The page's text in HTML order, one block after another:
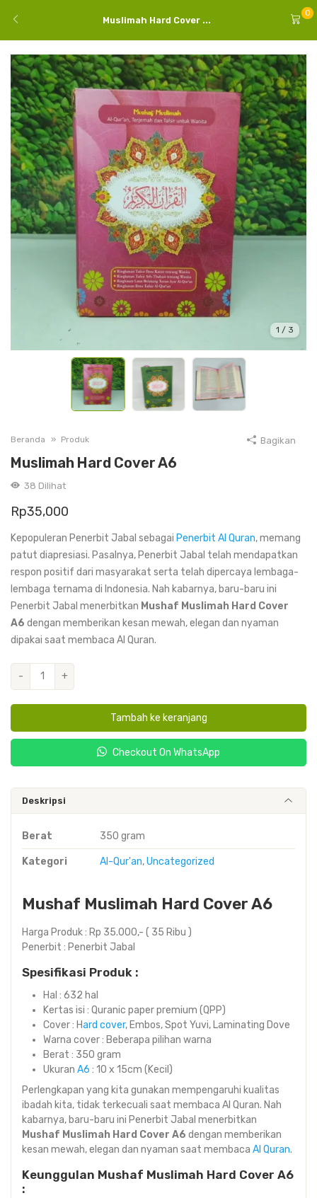
Muslimah Hard Cover ...
0
1 / 3
Beranda Produk
Muslimah Hard Cover A6
38 Dilihat
Rp35,000
Kepopuleran Penerbit Jabal sebagai Penerbit Al Quran, memang
patut diapresiasi. Pasalnya, Penerbit Jabal telah mendapatkan
respon positif dari masyarakat serta telah dipercaya lembaga-
lembaga ternama di Indonesia. Nah kabarnya, baru-baru ini
Penerbit Jabal menerbitkan Mushaf Muslimah Hard Cover
A6 dengan memberikan kesan mewah, elegan dan nyaman
dipakai saat membaca Al Quran.
-
Kuantitas
Muslimah
Hard
A6
+
Tambah ke keranjang
Checkout On WhatsApp
Bagikan
Deskripsi
Berat 350 gram
Kategori Al-Qur'an,Uncategorized
Mushaf Muslimah Hard Cover A6
Harga Produk : Rp 35.000,- ( 35 Ribu )
Penerbit : Penerbit Jabal
Spesifikasi Produk :
Hal : 632 hal
Kertas isi : Quranic paper premium (QPP)
Cover : Hard cover, Embos, Spot Yuvi, Laminating Dove
Warna cover : Beberapa pilihan warna
Berat : 350 gram
Ukuran A6 : 10 x 15cm (Kecil)
Perlengkapan yang kita gunakan mempengaruhi kualitas
ibadah kita, tidak terkecuali saat membaca Al Quran. Nah
kabarnya, baru-baru ini Penerbit Jabal menerbitkan
Mushaf Muslimah Hard Cover A6 dengan memberikan
kesan mewah, elegan dan nyaman saat membaca Al Quran.
Keunggulan Mushaf Muslimah Hard Cover A6
: